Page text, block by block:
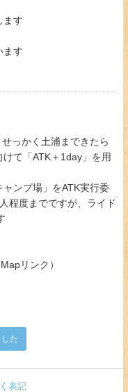
ます
ます
っかく土浦まできたら
て「ATK＋1day」を用
ンプ場」をATK実行委
程度までですが、ライド
リンク）
た
表記